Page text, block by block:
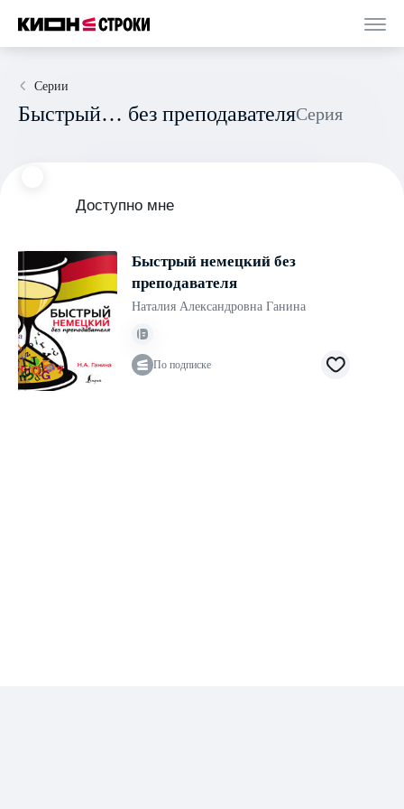
Серии
Быстрый… без преподавателя Серия
Доступно мне
Быстрый немецкий без
преподавателя
Наталия Александровна Ганина
По подписке